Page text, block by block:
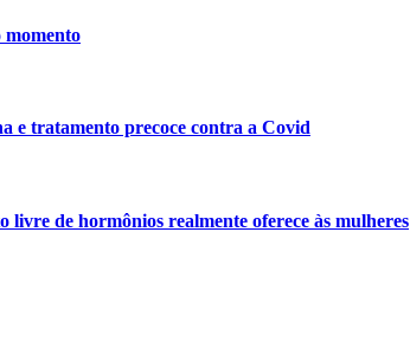
momento
e tratamento precoce contra a Covid
livre de hormônios realmente oferece às mulheres